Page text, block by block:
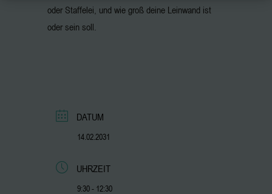
oder Staffelei, und wie groß deine Leinwand ist
oder sein soll.
DATUM
14.02.2031
UHRZEIT
9:30 - 12:30